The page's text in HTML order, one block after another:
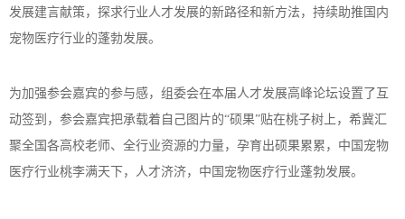
发展建言献策，探求行业人才发展的新路径和新方法，持续助推国内
宠物医疗行业的蓬勃发展。
为加强参会嘉宾的参与感，组委会在本届人才发展高峰论坛设置了互
动签到，参会嘉宾把承载着自己图片的“硕果”贴在桃子树上，希冀汇
聚全国各高校老师、全行业资源的力量，孕育出硕果累累，中国宠物
医疗行业桃李满天下，人才济济，中国宠物医疗行业蓬勃发展。